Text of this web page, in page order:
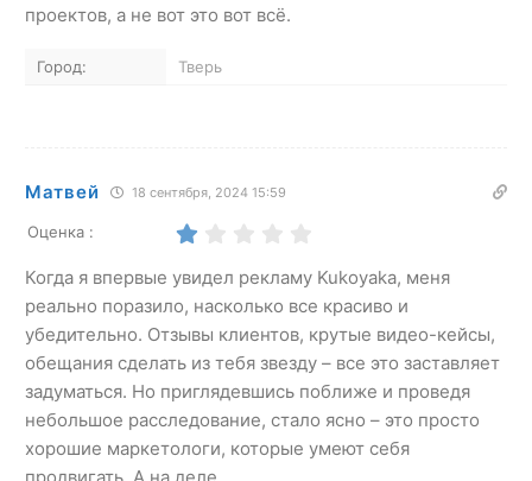
проектов, а не вот это вот всё.
Город: Тверь
Матвей 18 сентября, 2024 15:59
Оценка :
Когда я впервые увидел рекламу Kukoyaka, меня
реально поразило, насколько все красиво и
убедительно. Отзывы клиентов, крутые видео-кейсы,
обещания сделать из тебя звезду – все это заставляет
задуматься. Но приглядевшись поближе и проведя
небольшое расследование, стало ясно – это просто
хорошие маркетологи, которые умеют себя